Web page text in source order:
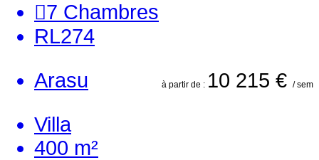
7 Chambres
RL274
à partir de : 10 215 € / sem
Arasu
Villa
400 m²